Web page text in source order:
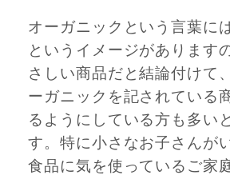
オーガニックという言葉に
というイメージがあります
さしい商品だと結論付けて
ーガニックを記されている
るようにしている方も多い
す。特に小さなお子さんが
食品に気を使っているご家